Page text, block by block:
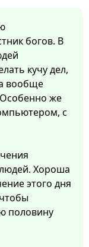
богов. В
кучу дел,
вообще
же
с
Хороша
этого дня
половину